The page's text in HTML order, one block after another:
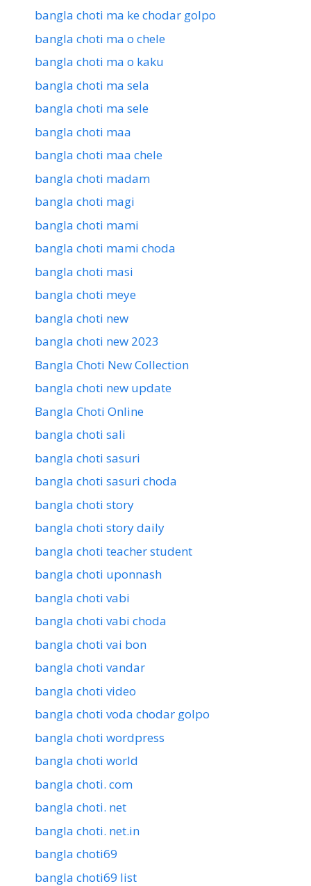
bangla choti ma ke chodar golpo
bangla choti ma o chele
bangla choti ma o kaku
bangla choti ma sela
bangla choti ma sele
bangla choti maa
bangla choti maa chele
bangla choti madam
bangla choti magi
bangla choti mami
bangla choti mami choda
bangla choti masi
bangla choti meye
bangla choti new
bangla choti new 2023
Bangla Choti New Collection
bangla choti new update
Bangla Choti Online
bangla choti sali
bangla choti sasuri
bangla choti sasuri choda
bangla choti story
bangla choti story daily
bangla choti teacher student
bangla choti uponnash
bangla choti vabi
bangla choti vabi choda
bangla choti vai bon
bangla choti vandar
bangla choti video
bangla choti voda chodar golpo
bangla choti wordpress
bangla choti world
bangla choti. com
bangla choti. net
bangla choti. net.in
bangla choti69
bangla choti69 list